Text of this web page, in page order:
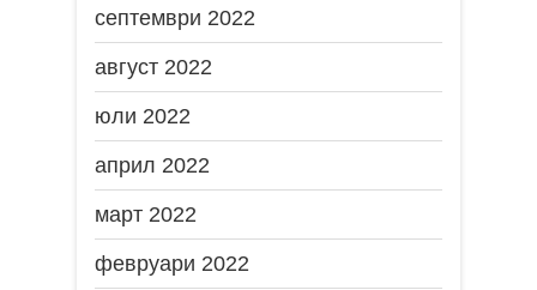
септември 2022
август 2022
юли 2022
април 2022
март 2022
февруари 2022